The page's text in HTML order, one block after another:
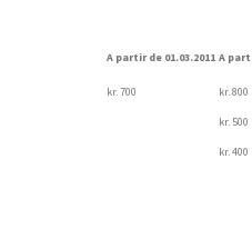
A partir de 01.03.2011 A
kr. 700 kr. 800
kr. 500
kr. 400